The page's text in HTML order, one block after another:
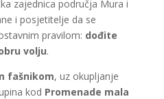
zajednica područja Mura i
i posjetitelje da se
pravilom: dođite
volju.
fašnikom, uz okupljanje
kod Promenade mala